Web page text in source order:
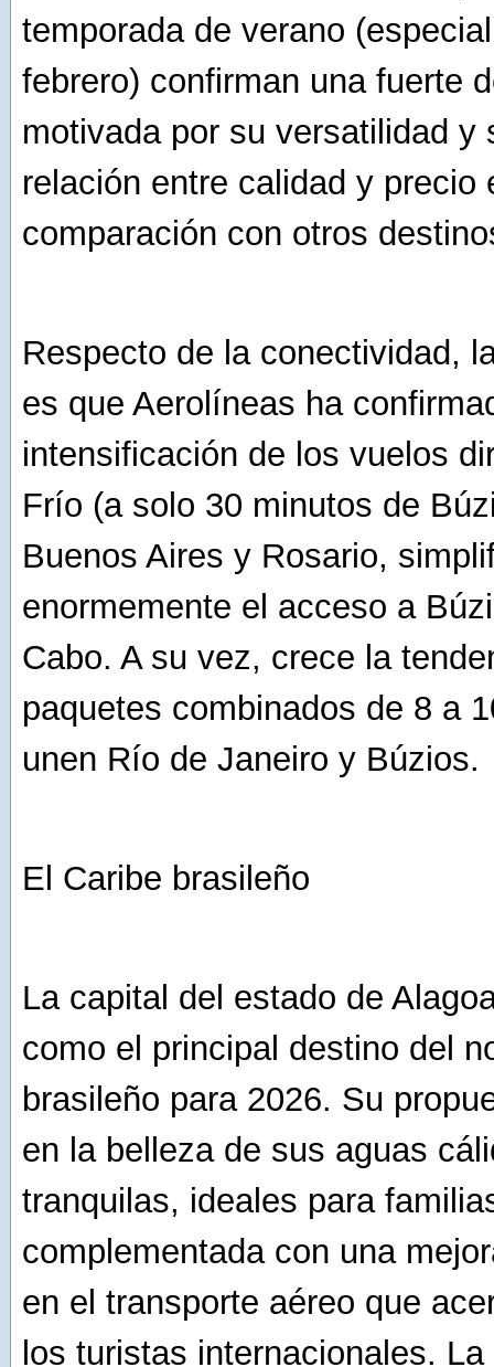
temporada de verano
febrero) confirman una fuerte
motivada por su versatilidad y
relación entre calidad y precio
comparación con otros
Respecto de la conectividad,
es que Aerolíneas ha
intensificación de los vuelos
Frío (a solo 30 minutos de
Buenos Aires y Rosario,
enormemente el acceso a
Cabo. A su vez, crece la
paquetes combinados de 8 a
unen Río de Janeiro y Búzios.
El Caribe brasileño
La capital del estado de
como el principal destino del
brasileño para 2026. Su
en la belleza de sus aguas
tranquilas, ideales para
complementada con una
en el transporte aéreo que
los turistas internacionales.